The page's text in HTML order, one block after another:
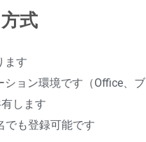
式
ます
ョン環境です（Office、
します
でも登録可能です